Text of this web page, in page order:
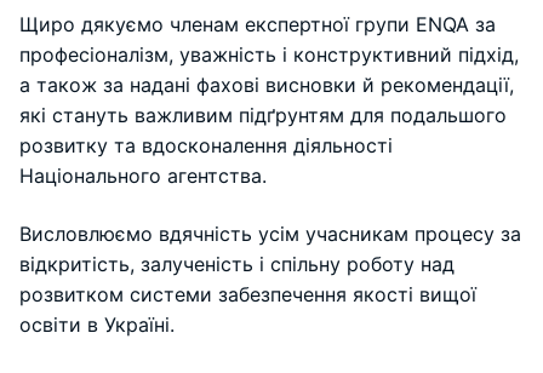
Щиро дякуємо членам експертної групи ENQA за
професіоналізм, уважність і конструктивний підхід,
а також за надані фахові висновки й рекомендації,
які стануть важливим підґрунтям для подальшого
розвитку та вдосконалення діяльності
Національного агентства.
Висловлюємо вдячність усім учасникам процесу за
відкритість, залученість і спільну роботу над
розвитком системи забезпечення якості вищої
освіти в Україні.